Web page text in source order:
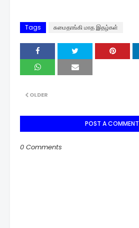
Tags சுமைதாங்கி மாத இதழ்கள்
OLDER
POST A COMMENT
0 Comments